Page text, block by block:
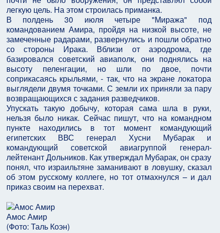
легкую цель. На этом строилась приманка.
В полдень 30 июля четыре "Миража" под
командованием Амира, пройдя на низкой высоте, не
замеченные радарами, развернулись и пошли обратно
со стороны Ирака. Вблизи от аэродрома, где
базировался советский авиаполк, они поднялись на
высоту пеленгации, но шли по двое, почти
соприкасаясь крыльями, - так, что на экране локатора
выглядели двумя точками. С земли их приняли за пару
возвращающихся с задания разведчиков.
Упускать такую добычу, которая сама шла в руки,
нельзя было никак. Сейчас пишут, что на командном
пункте находились в тот момент командующий
египетских ВВС генерал Хусни Мубарак и
командующий советской авиагруппой генерал-
лейтенант Дольников. Как утверждал Мубарак, он сразу
понял, что израильтяне заманивают в ловушку, сказал
об этом русскому коллеге, но тот отмахнулся – и дал
приказ своим на перехват.
Амос Амир
(Фото: Таль Коэн)